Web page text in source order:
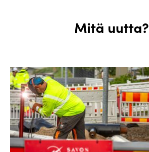
Mitä uutta?